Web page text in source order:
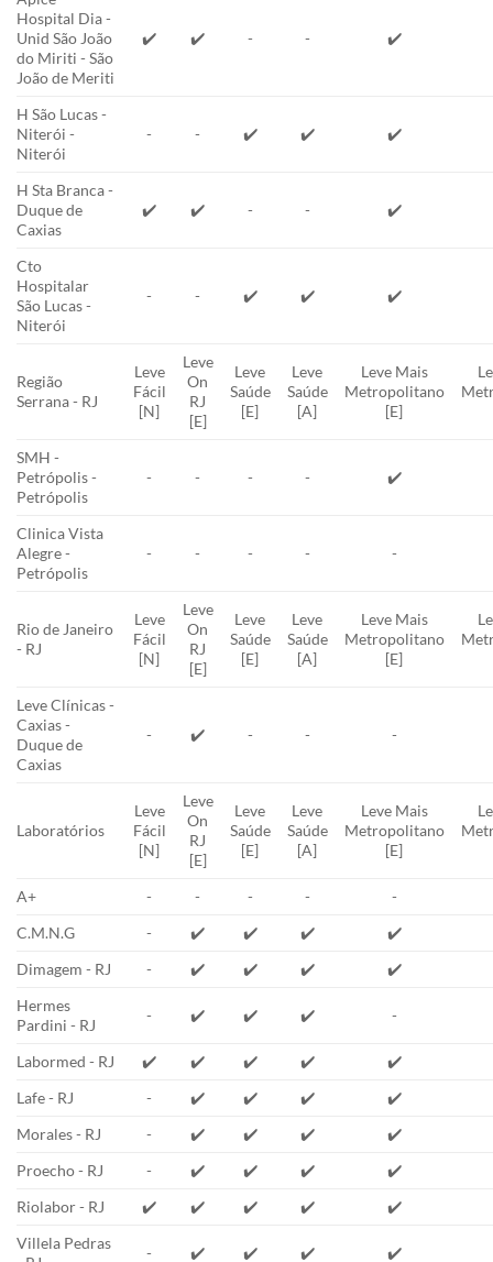
Hospital Dia -
Unid São João
do Miriti - São
João de Meriti
✔️ ✔️ - - ✔️
H São Lucas -
Niterói -
Niterói
- - ✔️ ✔️ ✔️
H Sta Branca -
Duque de
Caxias
✔️ ✔️ - - ✔️
Cto
Hospitalar
São Lucas -
Niterói
- - ✔️ ✔️ ✔️
Região
Serrana - RJ
Leve
Fácil
[N]
Leve
On
RJ
[E]
Leve
Saúde
[E]
Leve
Saúde
[A]
Leve Mais
Metropolitano
[E]
SMH -
Petrópolis -
Petrópolis
- - - - ✔️
Clinica Vista
Alegre -
Petrópolis
- - - - -
Rio de Janeiro
- RJ
Leve
Fácil
[N]
Leve
On
RJ
[E]
Leve
Saúde
[E]
Leve
Saúde
[A]
Leve Mais
Metropolitano
[E]
Leve Clínicas -
Caxias -
Duque de
Caxias
- ✔️ - - -
Laboratórios
Leve
Fácil
[N]
Leve
On
RJ
[E]
Leve
Saúde
[E]
Leve
Saúde
[A]
Leve Mais
Metropolitano
[E]
A+ - - - -
-
C.M.N.G
- ✔️ ✔️ ✔️
✔️
Dimagem - RJ
- ✔️ ✔️ ✔️
✔️
Hermes
Pardini - RJ
- ✔️ ✔️ ✔️ -
Labormed - RJ ✔️ ✔️ ✔️ ✔️
✔️
Lafe - RJ
- ✔️ ✔️ ✔️
✔️
Morales - RJ
- ✔️ ✔️ ✔️
✔️
Proecho - RJ
- ✔️ ✔️ ✔️
✔️
Riolabor - RJ
✔️ ✔️ ✔️ ✔️
✔️
Villela Pedras
- ✔️ ✔️ ✔️ ✔️